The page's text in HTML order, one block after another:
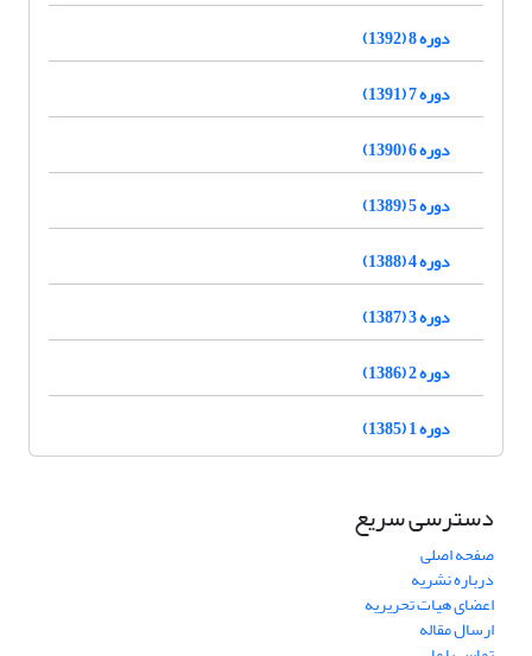
دوره 8 (1392)
دوره 7 (1391)
دوره 6 (1390)
دوره 5 (1389)
دوره 4 (1388)
دوره 3 (1387)
دوره 2 (1386)
دوره 1 (1385)
دسترسی سریع
صفحه اصلی
درباره نشریه
اعضای هیات تحریریه
ارسال مقاله